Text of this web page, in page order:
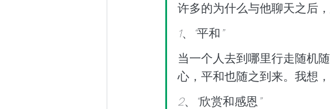
许多的为什么与他聊天之后
1、 “平和 ”
当一个人去到哪里行走随机
心，平和也随之到来。我想
2、 “欣赏和感恩 ”